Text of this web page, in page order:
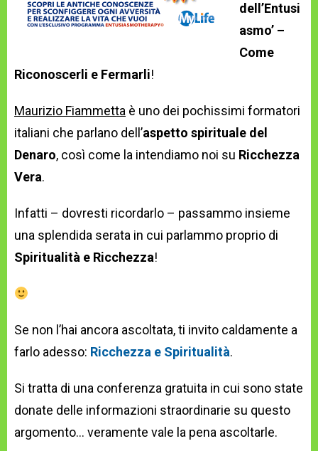
dell’Entusi
asmo’ –
Come
Riconoscerli e Fermarli!
Maurizio Fiammetta è uno dei pochissimi formatori
italiani che parlano dell’aspetto spirituale del
Denaro, così come la intendiamo noi su Ricchezza
Vera.
Infatti – dovresti ricordarlo – passammo insieme
una splendida serata in cui parlammo proprio di
Spiritualità e Ricchezza!
Se non l’hai ancora ascoltata, ti invito caldamente a
farlo adesso: Ricchezza e Spiritualità.
Si tratta di una conferenza gratuita in cui sono state
donate delle informazioni straordinarie su questo
argomento… veramente vale la pena ascoltarle.